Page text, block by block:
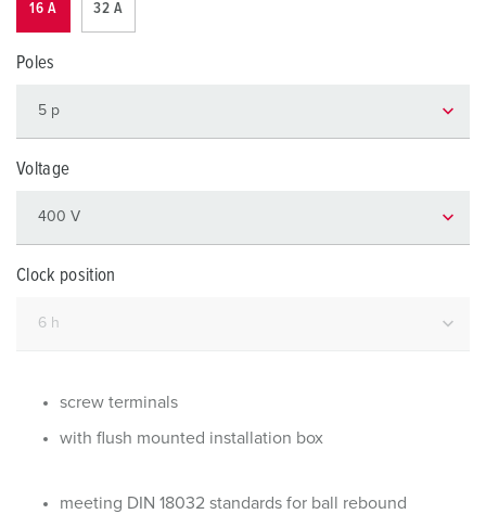
16 A 32 A
Poles
Voltage
Clock position
screw terminals
with flush mounted installation box
meeting DIN 18032 standards for ball rebound